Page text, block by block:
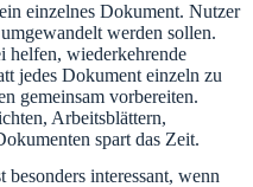
einzelnes Dokument. Nutzer
werden sollen.
helfen, wiederkehrende
jedes Dokument einzeln zu
gemeinsam vorbereiten.
Arbeitsblättern,
spart das Zeit.
interessant, wenn